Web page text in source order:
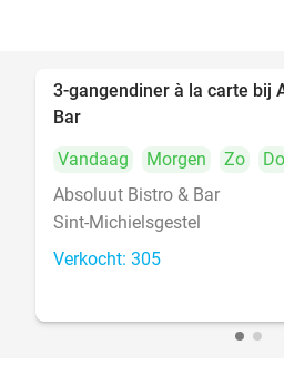
3-gangendiner à la carte bij
Bar
Vandaag
Morgen Zo
Do
Absoluut Bistro & Bar
Sint-Michielsgestel
Verkocht: 305